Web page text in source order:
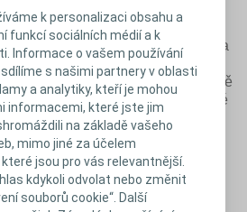
k personalizaci obsahu a
funkcí sociálních médií a k
Informace o vašem používání
s našimi partnery v oblasti
a analytiky, kteří je mohou
informacemi, které jste jim
na základě vašeho
mimo jiné za účelem
jsou pro vás relevantnější.
kdykoli odvolat nebo změnit
souborů cookie“. Další
- cílem je zabránit podráždění nově
její obstrukci (ucpání). Zejména
měkkou lehce
velké kousky tuhé nebo špatně
rizikové se řadí i potraviny bohaté
(celozrnné pečivo, slupky z
luštěniny).